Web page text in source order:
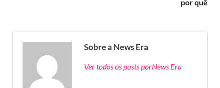
por quê
Sobre a News Era
Ver todos os posts porNews Era